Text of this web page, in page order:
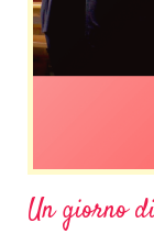
Un giorno